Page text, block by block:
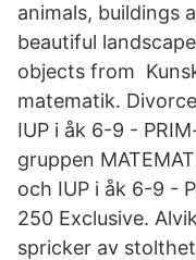
animals, buildings
beautiful
objects from
matematik.
IUP i åk 6-9 -
gruppen
och IUP i åk 6-9 -
250 Exclusive.
spricker av